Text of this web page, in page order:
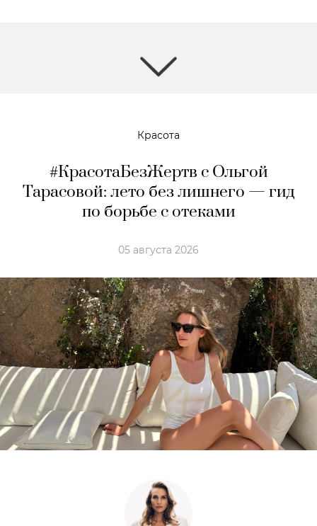
Красота
#КрасотаБезЖертв с Ольгой
Тарасовой: лето без лишнего — гид
по борьбе с отеками
05 августа 2026